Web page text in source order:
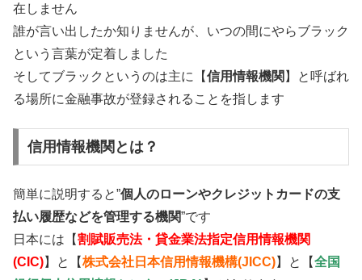
在しません
誰が言い出したか知りませんが、いつの間にやらブラック
という言葉が定着しました
そしてブラックというのは主に【信用情報機関 】と呼ばれ
る場所に金融事故が登録されることを指します
信用情報機関とは？
簡単に説明すると”個人のローンやクレジットカードの支
払い履歴などを管理する機関”です
日本には【割賦販売法・貸金業法指定信用情報機関
(CIC)】と【株式会社日本信用情報機構(JICC)】と【全国